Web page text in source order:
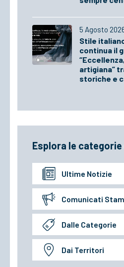
5 Agosto
Stile
continua il
artigiana”
storiche e
Esplora le
Ultime Notizie
Comunicati
Dalle Categorie
Dai Territori